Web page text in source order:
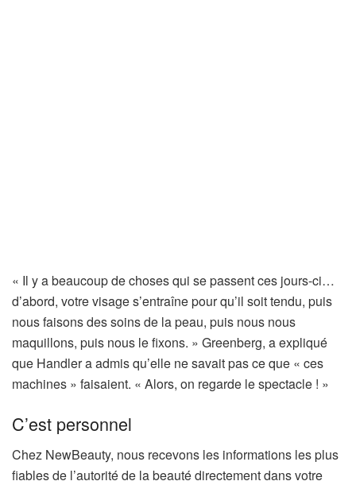
« Il y a beaucoup de choses qui se passent ces jours-ci…
d’abord, votre visage s’entraîne pour qu’il soit tendu, puis
nous faisons des soins de la peau, puis nous nous
maquillons, puis nous le fixons. » Greenberg, a expliqué
que Handler a admis qu’elle ne savait pas ce que « ces
machines » faisaient. « Alors, on regarde le spectacle ! »
C’est personnel
Chez NewBeauty, nous recevons les informations les plus
fiables de l’autorité de la beauté directement dans votre